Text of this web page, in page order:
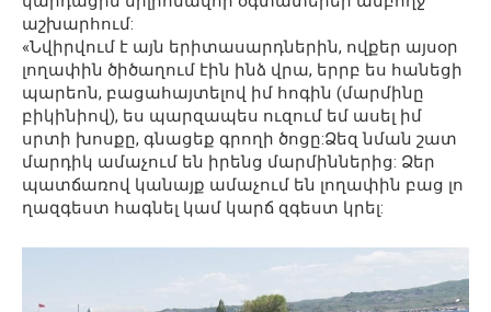
աշխարհում:
«Նվիրվում է այն երիտասարդներին, ովքեր այսօր
լողափին ծիծաղում էին ինձ վրա, երրբ ես հանեցի
պարեոն, բացահայտելով իմ հոգին (մարմինը
բիկինիով), ես պարզապես ուզում եմ ասել իմ
սրտի խոսքը, գնացեք գրողի ծոցը:Ձեզ նման շատ
մարդիկ ամաչում են իրենց մարմիններից: Ձեր
պատճառով կանայք ամաչում են լողափին բաց լո
ղազգեստ հագնել կամ կարճ զգեստ կրել: